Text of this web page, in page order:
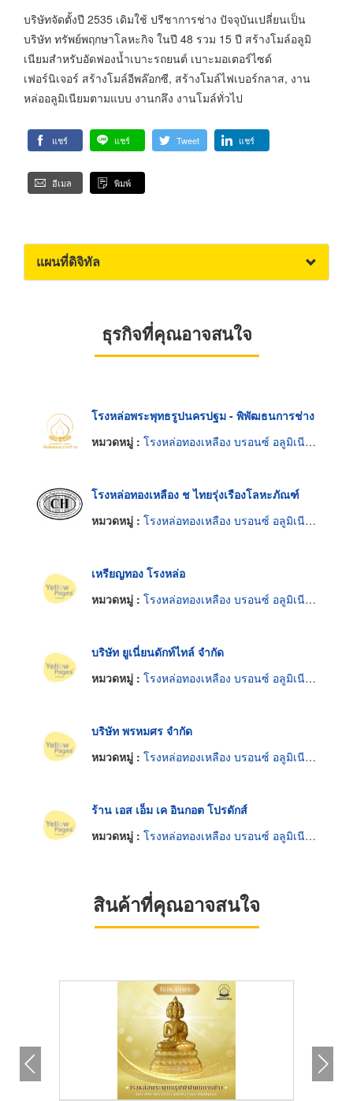
บริษัทจัดตั้งปี 2535 เดิมใช้ ปรีชาการช่าง ปัจจุบันเปลี่ยนเป็น
บริษัท ทรัพย์พฤกษาโลหะกิจ ในปี 48 รวม 15 ปี สร้างโมล์อลูมิ
เนียมสำหรับอัดฟองน้ำเบาะรถยนต์ เบาะมอเตอร์ไซด์
เฟอร์นิเจอร์ สร้างโมล์อีพล๊อกซี, สร้างโมล์ไฟเบอร์กลาส, งาน
หล่ออลูมิเนียมตามแบบ งานกลึง งานโมล์ทั่วไป
แชร์ แชร์ Tweet แชร์
อีเมล พิมพ์
แผนที่ดิจิทัล
ธุรกิจที่คุณอาจสนใจ
โรงหล่อพระพุทธรูปนครปฐม - พิพัฒธนการช่าง
หมวดหมู่ : โรงหล่อทองเหลือง บรอนซ์ อลูมิเนียมและแมกนีเซียม
โรงหล่อทองเหลือง ช ไทยรุ่งเรืองโลหะภัณฑ์
หมวดหมู่ : โรงหล่อทองเหลือง บรอนซ์ อลูมิเนียมและแมกนีเซียม
เหรียญทอง โรงหล่อ
หมวดหมู่ : โรงหล่อทองเหลือง บรอนซ์ อลูมิเนียมและแมกนีเซียม
บริษัท ยูเนี่ยนดักท์ไทล์ จำกัด
หมวดหมู่ : โรงหล่อทองเหลือง บรอนซ์ อลูมิเนียมและแมกนีเซียม
บริษัท พรหมศร จำกัด
หมวดหมู่ : โรงหล่อทองเหลือง บรอนซ์ อลูมิเนียมและแมกนีเซียม
ร้าน เอส เอ็ม เค อินกอต โปรดักส์
หมวดหมู่ : โรงหล่อทองเหลือง บรอนซ์ อลูมิเนียมและแมกนีเซียม
สินค้าที่คุณอาจสนใจ